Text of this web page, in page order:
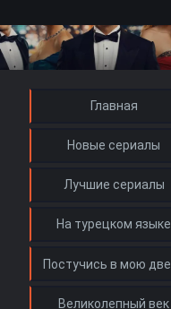
Главная
Новые сериалы
Лучшие сериалы
На турецком языке